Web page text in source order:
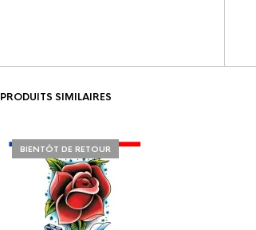
PRODUITS SIMILAIRES
BIENTÔT DE RETOUR